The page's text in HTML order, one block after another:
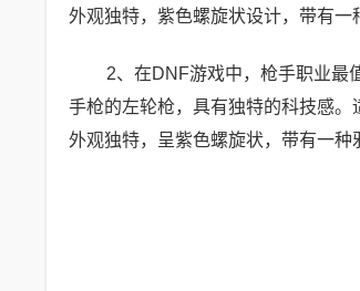
外观独特，紫色螺旋状设计，带有一
2、在DNF游戏中，枪手职业最
手枪的左轮枪，具有独特的科技感。
外观独特，呈紫色螺旋状，带有一种